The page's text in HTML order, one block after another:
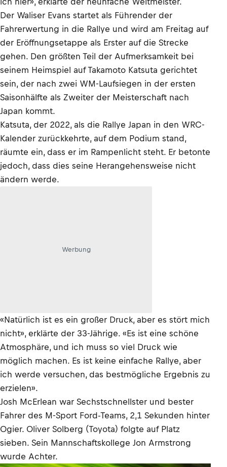
Der Waliser Evans startet als Führender der
Fahrerwertung in die Rallye und wird am Freitag auf
der Eröffnungsetappe als Erster auf die Strecke
gehen. Den größten Teil der Aufmerksamkeit bei
seinem Heimspiel auf Takamoto Katsuta gerichtet
sein, der nach zwei WM-Laufsiegen in der ersten
Saisonhälfte als Zweiter der Meisterschaft nach
Japan kommt.
Katsuta, der 2022, als die Rallye Japan in den WRC-
Kalender zurückkehrte, auf dem Podium stand,
räumte ein, dass er im Rampenlicht steht. Er betonte
jedoch, dass dies seine Herangehensweise nicht
ändern werde.
Werbung
«Natürlich ist es ein großer Druck, aber es stört mich
nicht», erklärte der 33-Jährige. «Es ist eine schöne
Atmosphäre, und ich muss so viel Druck wie
möglich machen. Es ist keine einfache Rallye, aber
ich werde versuchen, das bestmögliche Ergebnis zu
erzielen».
Josh McErlean war Sechstschnellster und bester
Fahrer des M-Sport Ford-Teams, 2,1 Sekunden hinter
Ogier. Oliver Solberg (Toyota) folgte auf Platz
sieben. Sein Mannschaftskollege Jon Armstrong
wurde Achter.